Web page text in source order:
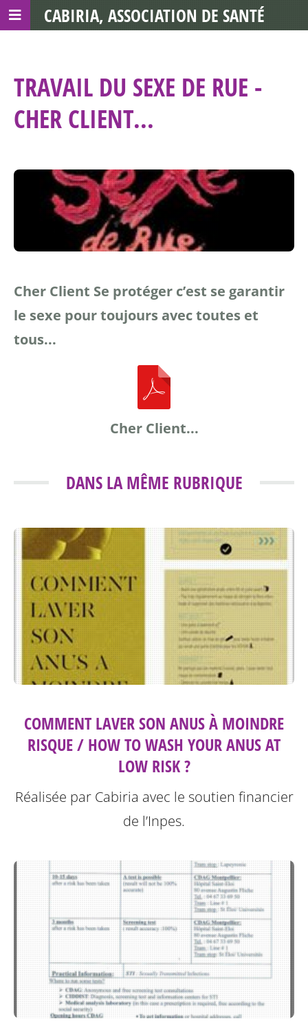
TRAVAIL DU SEXE DE RUE -
CHER CLIENT...
Cher Client Se protéger c’est se garantir
le sexe pour toujours avectoutes et
tous...
Cher Client...
DANS LA MÊME RUBRIQUE
COMMENT LAVER SON ANUS À MOINDRE
RISQUE / HOW TO WASH YOUR ANUS AT
LOW RISK ?
Réalisée par Cabiria avec le soutien financier
de l’Inpes.
CABIRIA, ASSOCIATION DE SANTÉ